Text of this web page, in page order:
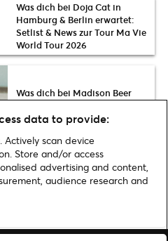
Was dich bei Doja Cat in
Hamburg & Berlin erwartet:
Setlist & News zur Tour Ma Vie
World Tour 2026
Was dich bei Madison Beer
tour 2026
Gabalier Stadion-Tour 2019
data to provide:
Actively scan device
Store and/or access
advertising and content,
audience research and